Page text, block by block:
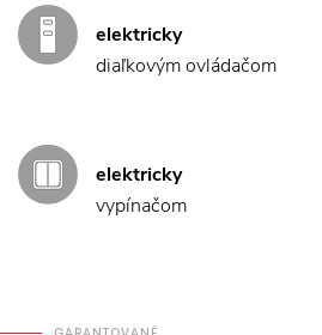
elektricky
diaľkovým ovládačom
elektricky
vypínačom